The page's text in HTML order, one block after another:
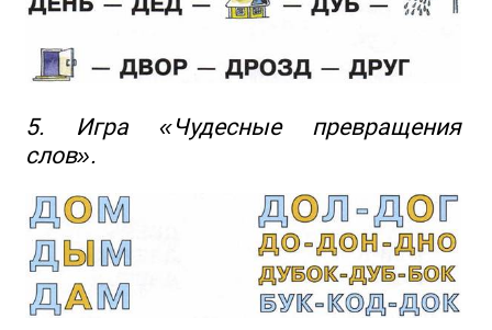
5. Игра «Чудесные превращения
слов».